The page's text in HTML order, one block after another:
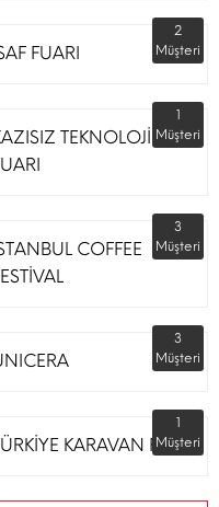
FUARI
2
Müşteri
TEKNOLOJİLER
1
Müşteri
COFFEE
3
Müşteri
3
Müşteri
KARAVAN FUARI
1
Müşteri